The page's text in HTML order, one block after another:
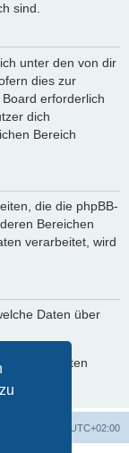
sind.
unter den von dir
dies zur
erforderlich
dich
Bereich
die die phpBB-
Bereichen
verarbeitet, wird
Daten über
deiner Daten
UTC+02:00